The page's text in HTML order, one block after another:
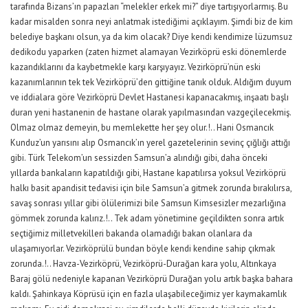
tarafında Bizans’ın papazları “melekler erkek mi?” diye tartışıyorlarmış. Bu
kadar misalden sonra neyi anlatmak istediğimi açıklayım. Şimdi biz de kim
belediye başkanı olsun, ya da kim olacak? Diye kendi kendimize lüzumsuz
dedikodu yaparken (zaten hizmet alamayan Vezirköprü eski dönemlerde
kazandıklarını da kaybetmekle karşı karşıyayız. Vezirköprü’nün eski
kazanımlarının tek tek Vezirköprü’den gittiğine tanık olduk. Aldığım duyum
ve iddialara göre Vezirköprü Devlet Hastanesi kapanacakmış, inşaatı başlı
duran yeni hastanenin de hastane olarak yapılmasından vazgeçilecekmiş.
Olmaz olmaz demeyin, bu memlekette her şey olur.!.. Hani Osmancık
Kunduz’un yarısını alıp Osmancık’ın yerel gazetelerinin sevinç çığlığı attığı
gibi. Türk Telekom’un sessizden Samsun’a alındığı gibi, daha önceki
yıllarda bankaların kapatıldığı gibi, Hastane kapatılırsa yoksul Vezirköprü
halkı basit apandisit tedavisi için bile Samsun’a gitmek zorunda bırakılırsa,
savaş sonrası yıllar gibi ölülerimizi bile Samsun Kimsesizler mezarlığına
gömmek zorunda kalırız.!.. Tek adam yönetimine geçildikten sonra artık
seçtiğimiz milletvekilleri bakanda olamadığı bakan olanlara da
ulaşamıyorlar. Vezirköprülü bundan böyle kendi kendine sahip çıkmak
zorunda.!.. Havza-Vezirköprü, Vezirköprü-Durağan kara yolu, Altınkaya
Baraj gölü nedeniyle kapanan Vezirköprü Durağan yolu artık başka bahara
kaldı. Şahinkaya Köprüsü için en fazla ulaşabileceğimiz yer kaymakamlık